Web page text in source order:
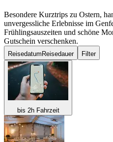
Besondere Kurztrips zu Ostern,
unvergessliche Erlebnisse im
Frühlingsauszeiten und schöne
Gutschein verschenken.
Reisedatum Reisedauer Filter
bis 2h Fahrzeit